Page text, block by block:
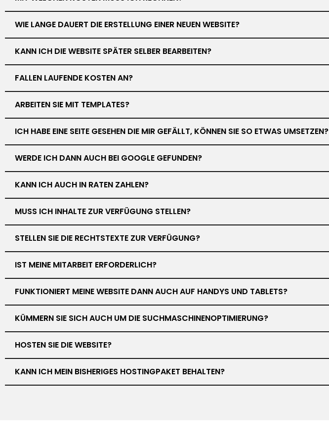
WIE LANGE DAUERT DIE ERSTELLUNG EINER NEUEN WEBSITE?
KANN ICH DIE WEBSITE SPÄTER SELBER BEARBEITEN?
FALLEN LAUFENDE KOSTEN AN?
ARBEITEN SIE MIT TEMPLATES?
ICH HABE EINE SEITE GESEHEN DIE MIR GEFÄLLT, KÖNNEN SIE SO ETWAS UMSETZEN?
WERDE ICH DANN AUCH BEI GOOGLE GEFUNDEN?
KANN ICH AUCH IN RATEN ZAHLEN?
MUSS ICH INHALTE ZUR VERFÜGUNG STELLEN?
STELLEN SIE DIE RECHTSTEXTE ZUR VERFÜGUNG?
IST MEINE MITARBEIT ERFORDERLICH?
FUNKTIONIERT MEINE WEBSITE DANN AUCH AUF HANDYS UND TABLETS?
KÜMMERN SIE SICH AUCH UM DIE SUCHMASCHINENOPTIMIERUNG?
HOSTEN SIE DIE WEBSITE?
KANN ICH MEIN BISHERIGES HOSTINGPAKET BEHALTEN?